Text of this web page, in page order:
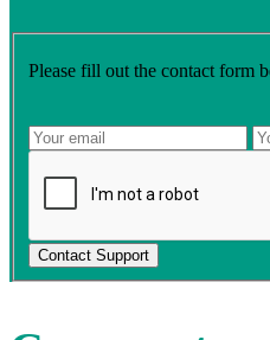
Please fill out the contact form
Contact Support